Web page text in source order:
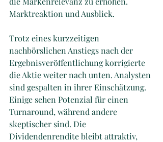
Marktreaktion und Ausblick.
Trotz eines kurzzeitigen
nachbörslichen Anstiegs nach der
Ergebnisveröffentlichung korrigierte
die Aktie weiter nach unten. Analysten
sind gespalten in ihrer Einschätzung.
Einige sehen Potenzial für einen
Turnaround, während andere
skeptischer sind. Die
Dividendenrendite bleibt attraktiv,